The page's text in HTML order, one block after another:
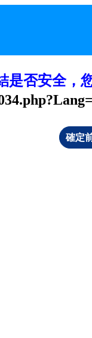
否安全，